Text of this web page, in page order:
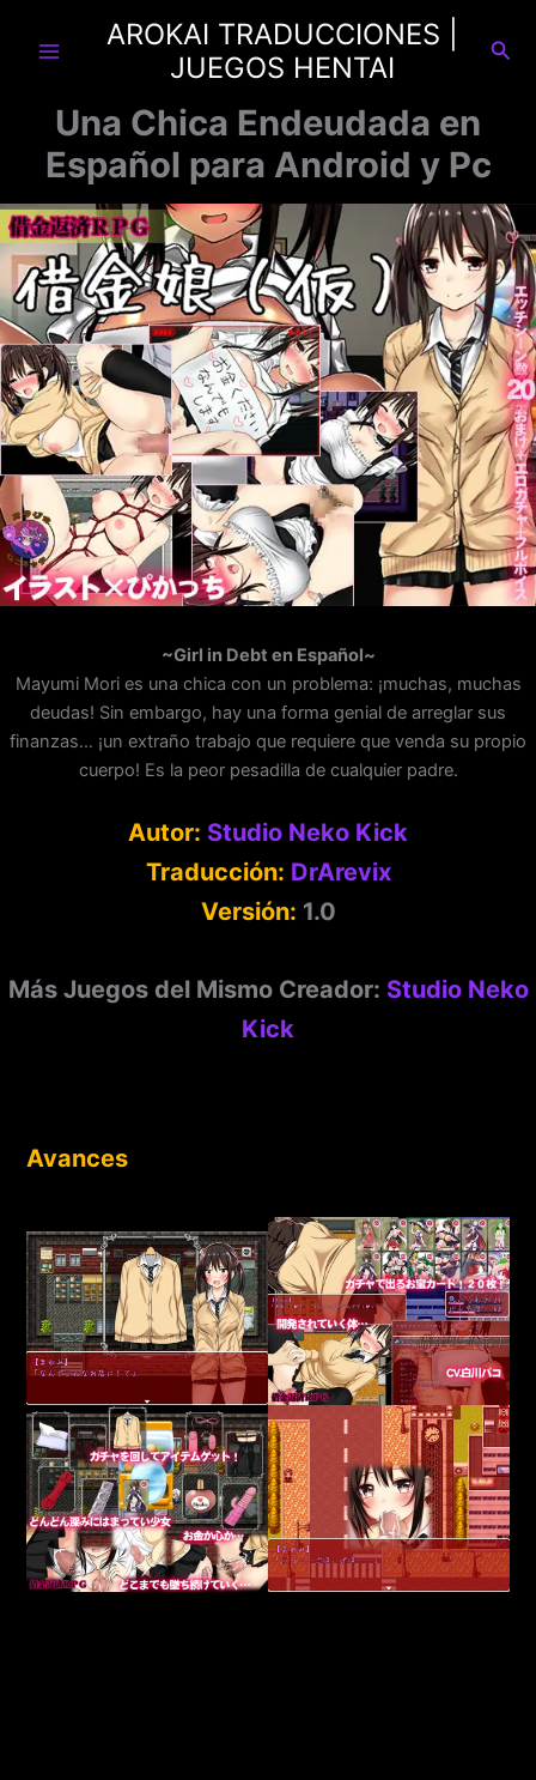
AROKAI TRADUCCIONES |
JUEGOS HENTAI
Una Chica Endeudada en
Español para Android y Pc
~Girl in Debt en Español~
Mayumi Mori es una chica con un problema: ¡muchas, muchas
deudas! Sin embargo, hay una forma genial de arreglar sus
finanzas… ¡un extraño trabajo que requiere que venda su propio
cuerpo! Es la peor pesadilla de cualquier padre.
Autor: Studio Neko Kick
Traducción: DrArevix
Versión: 1.0
Más Juegos del Mismo Creador: Studio Neko
Kick
Avances